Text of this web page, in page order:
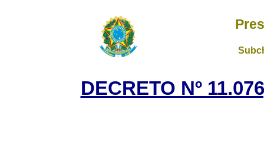
DECRETO Nº